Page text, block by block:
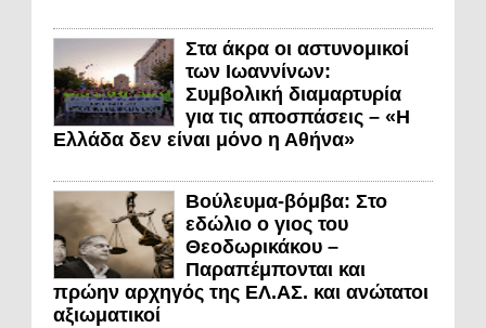
Στα άκρα οι αστυνομικοί
των Ιωαννίνων:
Συμβολική διαμαρτυρία
για τις αποσπάσεις – «Η
Ελλάδα δεν είναι μόνο η Αθήνα»
Βούλευμα-βόμβα: Στο
εδώλιο ο γιος του
Θεοδωρικάκου –
Παραπέμπονται και
πρώην αρχηγός της ΕΛ.ΑΣ. και ανώτατοι
αξιωματικοί